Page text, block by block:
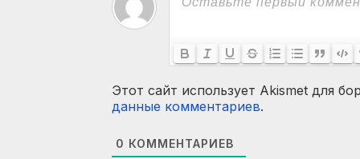
Этот сайт использует Akismet для
данные комментариев.
0 КОММЕНТАРИЕВ